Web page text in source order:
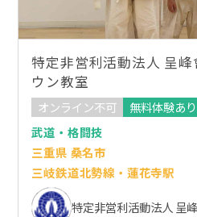
特定非営利活動法人 呈
ウン教室
オンライン不可
無料体験あり
武道・格闘技
三重県 桑名市
三岐鉄道北勢線・蓮花寺駅
特定非営利活動法人 呈